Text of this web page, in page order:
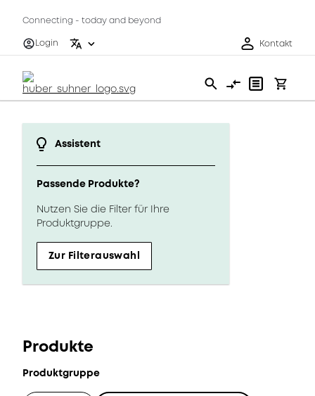
Connecting - today and beyond
Login
Kontakt
Assistent
Passende Produkte?
Nutzen Sie die Filter für Ihre
Produktgruppe.
Zur Filterauswahl
Produkte
Produktgruppe